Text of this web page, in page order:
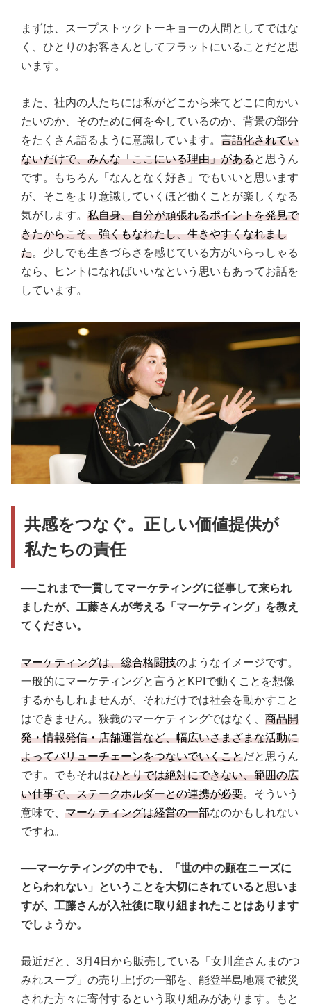
まずは、スープストックトーキョーの人間としてではな
く、ひとりのお客さんとしてフラットにいることだと思
います。
また、社内の人たちには私がどこから来てどこに向かい
たいのか、そのために何を今しているのか、背景の部分
をたくさん語るように意識しています。 言語化されてい
ないだけで、みんな「ここにいる理由」があると思うん
です。もちろん「なんとなく好き」でもいいと思います
が、そこをより意識していくほど働くことが楽しくなる
気がします。 私自身、自分が頑張れるポイントを発見で
きたからこそ、強くもなれたし、生きやすくなれまし
た。少しでも生きづらさを感じている方がいらっしゃる
なら、ヒントになればいいなという思いもあってお話を
しています。
共感をつなぐ。正しい価値提供が
私たちの責任
──これまで一貫してマーケティングに従事して来られ
ましたが、工藤さんが考える「マーケティング」を教え
てください。
マーケティングは、総合格闘技のようなイメージです。
一般的にマーケティングと言うとKPIで動くことを想像
するかもしれませんが、それだけでは社会を動かすこと
はできません。狭義のマーケティングではなく、 商品開
発・情報発信・店舗運営など、幅広いさまざまな活動に
よってバリューチェーンをつないでいくことだと思うん
です。でもそれはひとりでは絶対にできない、範囲の広
い仕事で、ステークホルダーとの連携が必要。そういう
意味で、 マーケティングは経営の一部なのかもしれない
ですね。
──マーケティングの中でも、「世の中の顕在ニーズに
とらわれない」ということを大切にされていると思いま
すが、工藤さんが入社後に取り組まれたことはあります
でしょうか。
最近だと、3月4日から販売している「女川産さんまのつ
みれスープ」の売り上げの一部を、能登半島地震で被災
された方々に寄付するという取り組みがあります。もと